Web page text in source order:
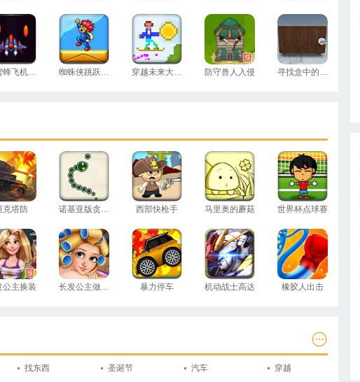
小蜜蜂飞机大战 蜘蛛侠跳跃测试 穿越未来大冒险 防守兽人入侵 寻找盒中的秘密
克塔防 诺基亚版贪吃蛇 西部快枪手 马里奥的蘑菇 世界杯点球赛
公主换装 长发公主做护理 暴力停车 机动战士高达 橡胶人出击
找东西 圣诞节 汽车
穿越